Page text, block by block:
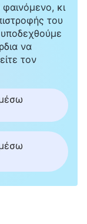
κι
του
να
τον